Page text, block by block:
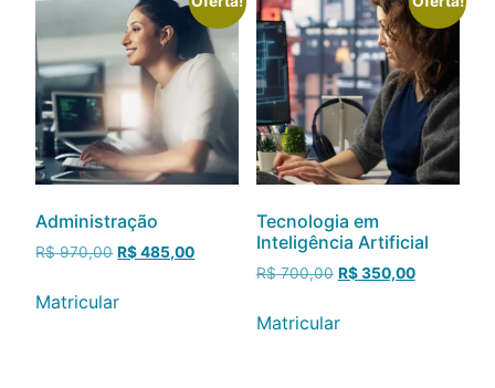
Administração
R$970,00 R$485,00
Matricular
Tecnologia em
Inteligência Artificial
R$700,00 R$350,00
Matricular